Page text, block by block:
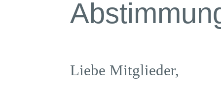
Liebe Mitglieder,